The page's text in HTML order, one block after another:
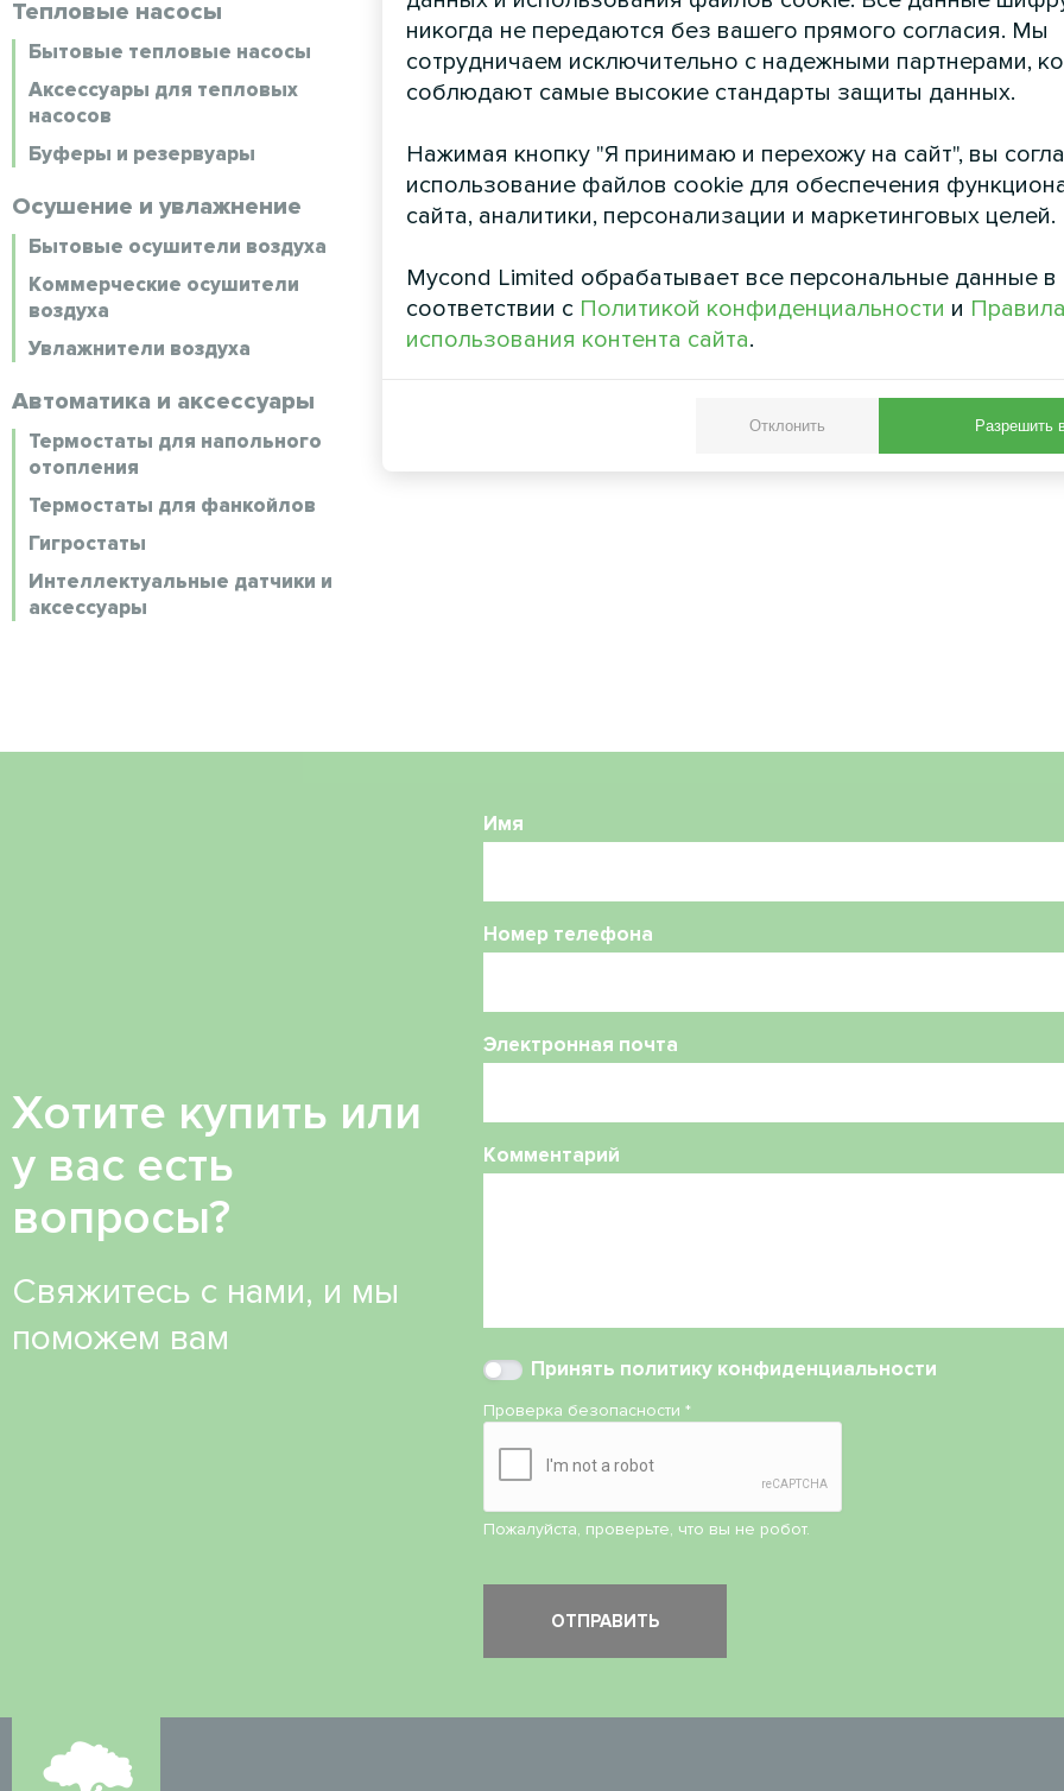
Тепловые насосы
Бытовые тепловые насосы
Аксессуары для тепловых
насосов
Буферы и резервуары
Осушение и увлажнение
Бытовые осушители воздуха
Коммерческие осушители
воздуха
Увлажнители воздуха
Автоматика и аксессуары
Термостаты для напольного
отопления
Термостаты для фанкойлов
Гигростаты
Интеллектуальные датчики и
аксессуары
Хотите купить или
у вас есть
вопросы?
Свяжитесь с нами, и мы
поможем вам
Имя
Номер телефона
Электронная почта
Комментарий
Принять политику конфиденциальности
Проверка безопасности*
Пожалуйста, проверьте, что вы не робот.
никогда не передаются без вашего прямого согласия. Мы
сотрудничаем исключительно с надежными партнерами,
соблюдают самые высокие стандарты защиты данных.
Нажимая кнопку "Я принимаю и перехожу на сайт", вы
использование файлов cookie для обеспечения
сайта, аналитики, персонализации и маркетинговых целей.
Mycond Limited обрабатывает все персональные данные в
соответствии с Политикой конфиденциальности и
использования контента сайта.
Отклонить Разрешить